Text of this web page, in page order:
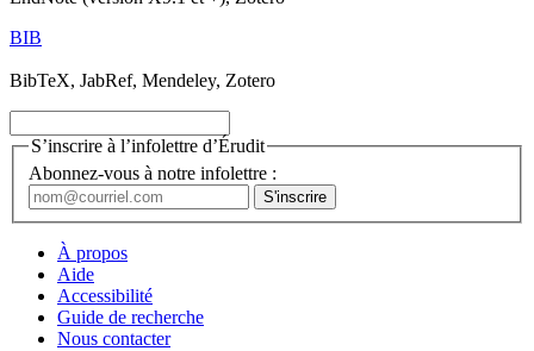
BIB
BibTeX, JabRef, Mendeley, Zotero
S’inscrire à l’infolettre d’Érudit
Abonnez-vous à notre infolettre :
À propos
Aide
Accessibilité
Guide de recherche
Nous contacter